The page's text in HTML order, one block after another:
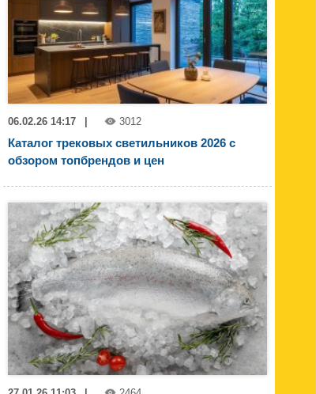
06.02.26 14:17 | 3012
Каталог трековых светильников 2026 с
обзором топбрендов и цен